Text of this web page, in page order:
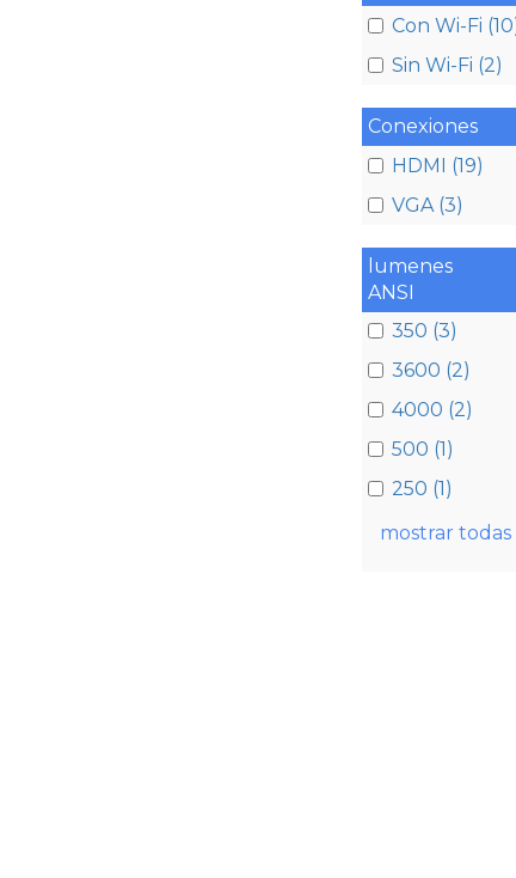
Con Wi-Fi
Sin Wi-Fi (2)
Conexiones
HDMI (19)
VGA (3)
lumenes
ANSI
350 (3)
3600 (2)
4000 (2)
500 (1)
250 (1)
mostrar todas